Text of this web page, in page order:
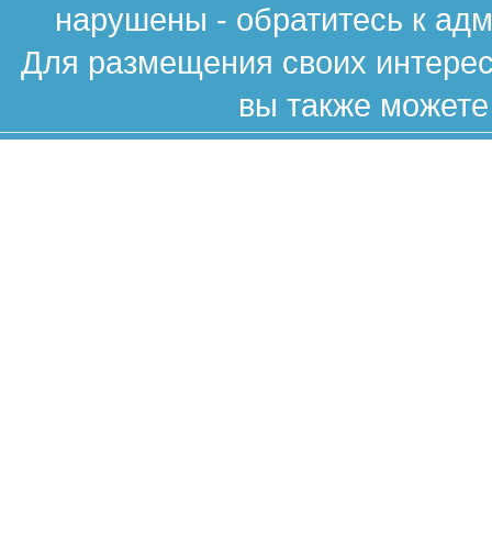
нарушены - обратитесь к
Для размещения своих
вы также